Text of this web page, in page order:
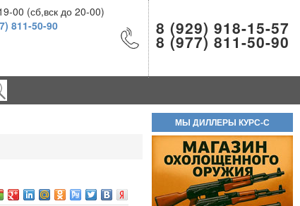
00 (сб,вск до 20-00)
811-50-90 8 (929) 918-15-57
8 (977) 811-50-90
МЫ ДИЛЛЕРЫ КУРС-С
ОПТ!! В полном комплекте!
Самовывоз доступен по трем
адресам.
55 000руб.
Баллон СО2 Quarta 12гр.